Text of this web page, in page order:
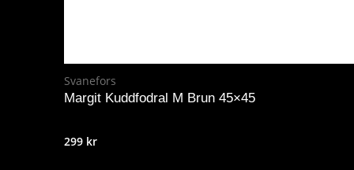
Svanefors
Margit Kuddfodral M Brun 45×45
299 kr